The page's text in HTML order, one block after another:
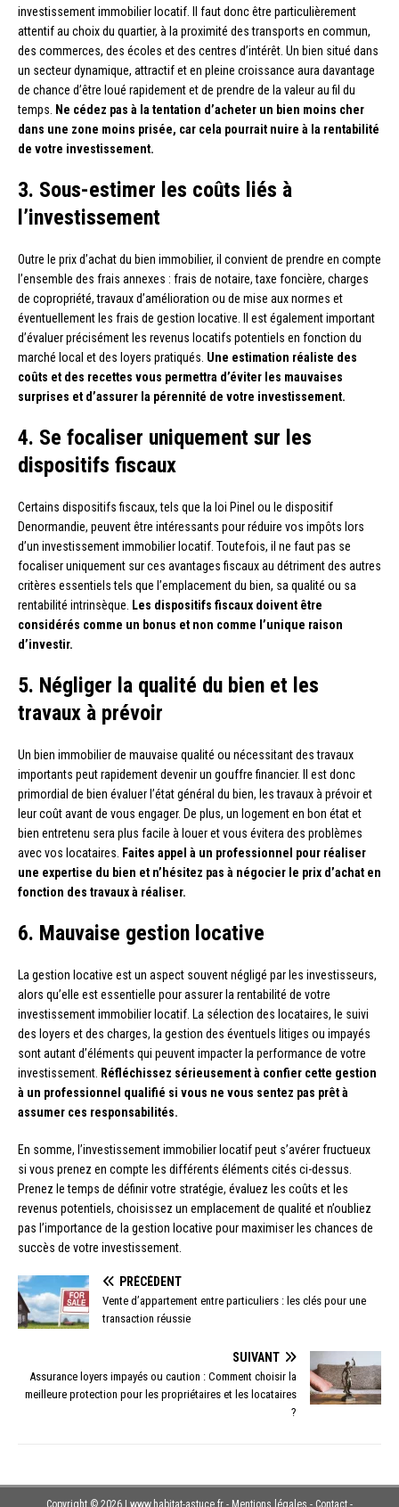
investissement immobilier locatif. Il faut donc être particulièrement
attentif au choix du quartier, à la proximité des transports en commun,
des commerces, des écoles et des centres d’intérêt. Un bien situé dans
un secteur dynamique, attractif et en pleine croissance aura davantage
de chance d’être loué rapidement et de prendre de la valeur au fil du
temps. Ne cédez pas à la tentation d’acheter un bien moins cher
dans une zone moins prisée, car cela pourrait nuire à la rentabilité
de votre investissement.
3. Sous-estimer les coûts liés à
l’investissement
Outre le prix d’achat du bien immobilier, il convient de prendre en compte
l’ensemble des frais annexes : frais de notaire, taxe foncière, charges
de copropriété, travaux d’amélioration ou de mise aux normes et
éventuellement les frais de gestion locative. Il est également important
d’évaluer précisément les revenus locatifs potentiels en fonction du
marché local et des loyers pratiqués. Une estimation réaliste des
coûts et des recettes vous permettra d’éviter les mauvaises
surprises et d’assurer la pérennité de votre investissement.
4. Se focaliser uniquement sur les
dispositifs fiscaux
Certains dispositifs fiscaux, tels que la loi Pinel ou le dispositif
Denormandie, peuvent être intéressants pour réduire vos impôts lors
d’un investissement immobilier locatif. Toutefois, il ne faut pas se
focaliser uniquement sur ces avantages fiscaux au détriment des autres
critères essentiels tels que l’emplacement du bien, sa qualité ou sa
rentabilité intrinsèque. Les dispositifs fiscaux doivent être
considérés comme un bonus et non comme l’unique raison
d’investir.
5. Négliger la qualité du bien et les
travaux à prévoir
Un bien immobilier de mauvaise qualité ou nécessitant des travaux
importants peut rapidement devenir un gouffre financier. Il est donc
primordial de bien évaluer l’état général du bien, les travaux à prévoir et
leur coût avant de vous engager. De plus, un logement en bon état et
bien entretenu sera plus facile à louer et vous évitera des problèmes
avec vos locataires. Faites appel à un professionnel pour réaliser
une expertise du bien et n’hésitez pas à négocier le prix d’achat en
fonction des travaux à réaliser.
6. Mauvaise gestion locative
La gestion locative est un aspect souvent négligé par les investisseurs,
alors qu’elle est essentielle pour assurer la rentabilité de votre
investissement immobilier locatif. La sélection des locataires, le suivi
des loyers et des charges, la gestion des éventuels litiges ou impayés
sont autant d’éléments qui peuvent impacter la performance de votre
investissement. Réfléchissez sérieusement à confier cette gestion
à un professionnel qualifié si vous ne vous sentez pas prêt à
assumer ces responsabilités.
En somme, l’investissement immobilier locatif peut s’avérer fructueux
si vous prenez en compte les différents éléments cités ci-dessus.
Prenez le temps de définir votre stratégie, évaluez les coûts et les
revenus potentiels, choisissez un emplacement de qualité et n’oubliez
pas l’importance de la gestion locative pour maximiser les chances de
succès de votre investissement.
PRÉCÉDENT
Vente d’appartement entre particuliers : les clés pour une
transaction réussie
SUIVANT
Assurance loyers impayés ou caution : Comment choisir la
meilleure protection pour les propriétaires et les locataires
?
Copyright © 2026 | www.habitat-astuce.fr - Mentions légales - Contact -